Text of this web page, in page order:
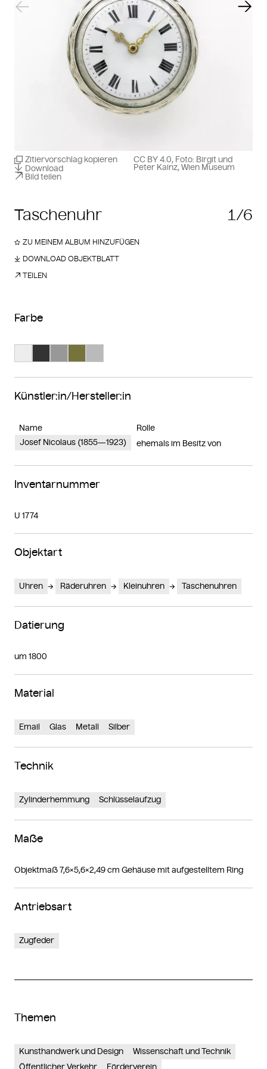
Taschenuhr 1/6
Zitiervorschlag kopieren
Download
Bild teilen
CC BY 4.0, Foto: Birgit und
Peter Kainz, Wien Museum
Vorheriger Slide
ZU MEINEM ALBUM HINZUFÜGEN
DOWNLOAD OBJEKTBLATT
TEILEN
Farbe
Künstler:in/Hersteller:in
Name
Rolle
Josef Nicolaus (1855—1923)
ehemals im Besitz von
Inventarnummer
U 1774
Objektart
Uhren Räderuhren Kleinuhren Taschenuhren
Datierung
um 1800
Material
Email Glas Metall Silber
Technik
Zylinderhemmung Schlüsselaufzug
Maße
Objektmaß 7,6×5,6×2,49 cm Gehäuse mit aufgestelltem Ring
Antriebsart
Zugfeder
Themen
Kunsthandwerk und Design
Wissenschaft und Technik